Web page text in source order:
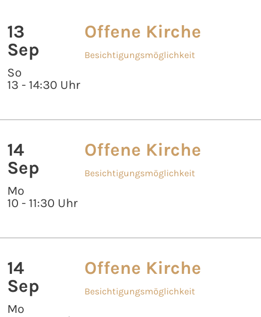
13
Sep
So
13 - 14:30 Uhr
Offene Kirche
Besichtigungsmöglichkeit
14
Sep
Mo
10 - 11:30 Uhr
Offene Kirche
Besichtigungsmöglichkeit
14
Sep
Mo
Offene Kirche
Besichtigungsmöglichkeit